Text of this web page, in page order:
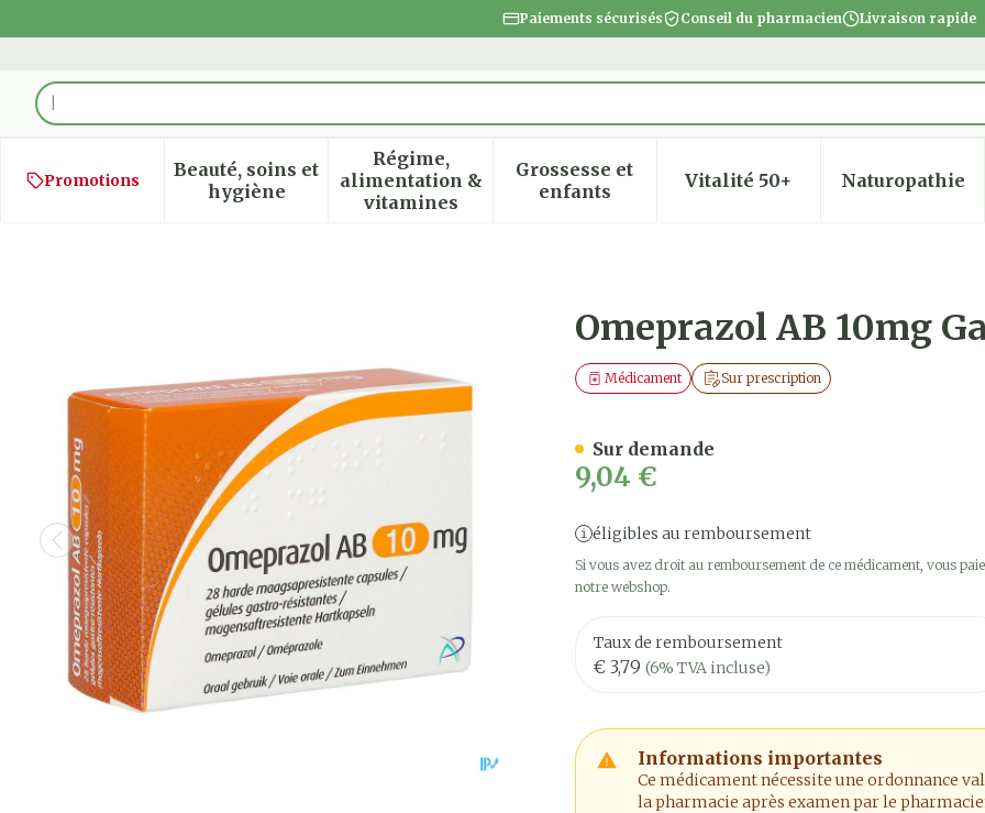
Paiements sécurisés Conseil du pharmacien Livraison rapide
Rechercher
Promotions
Beauté, soins et
hygièneAfficher le sous-menu pour la catégorie Beauté, soins et hygiène
Régime,
alimentation &
vitamines
Afficher le sous-menu pour la catégorie Régime,
Grossesse et
enfantsAfficher le sous-menu pour la catégorie
Vitalité 50+Afficher le sous-menu
Naturopathie
Afficher
Omeprazol AB 10mg Gastro Resist. Caps 28
Omeprazol AB 10mg
Sur prescription
Médicament
9,04 €
éligibles au remboursement
Si vous avez droit au remboursement de ce médicament, vous
notre webshop.
Taux de remboursement
€ 3,79 (6% TVA incluse)
Informations importantes
Ce médicament nécessite une ordonnance
la pharmacie après examen par le
Sur demande